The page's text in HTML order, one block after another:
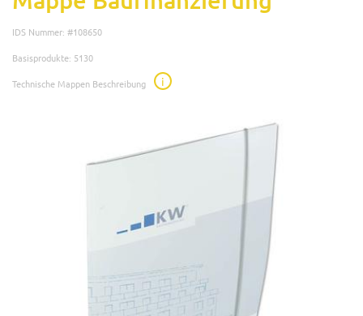
IDS Nummer: #108650
Basisprodukte: 5130
Technische Mappen Beschreibung
i